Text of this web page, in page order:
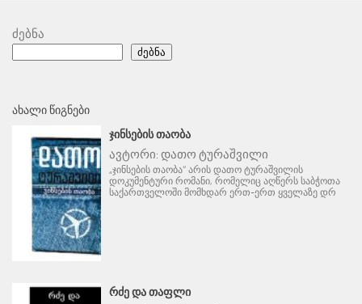
ძებნა
ძებნა
ᲐᲮᲐᲚᲘ ᲬᲘᲒᲜᲔᲑᲘ
ᲯᲘᲜᲡᲔᲑᲘᲡ ᲗᲐᲝᲑᲐ
ავტორი: დათო ტურაშვილი
„ჯინსების თაობა“ არის დათო ტურაშვილის
დოკუმენტური რომანი, რომელიც აღწერს საბჭოთა
საქართველოში მომხდარ ერთ-ერთ ყველაზე დრ
ᲠᲫᲔ ᲓᲐ ᲗᲐᲤᲚᲘ